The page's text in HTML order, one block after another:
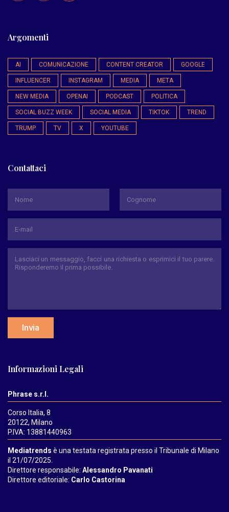
Argomenti
AI COMUNICAZIONE CONTENT CREATOR GOOGLE
INFLUENCER INSTAGRAM MEDIA META
NEW MEDIA OPENAI PODCAST POLITICA
SOCIAL BUZZ WEEK SOCIAL MEDIA TIKTOK TREND
TRUMP TV X YOUTUBE
Contattaci
Invia
Informazioni Legali
Phrase s.r.l.
Corso Italia, 8
20122, Milano
P.IVA: 13881440963
Mediatrends è una testata registrata presso il Tribunale di Milano
il 21/07/2025.
Direttore responsabile: Alessandro Pavanati
Direttore editoriale: Carlo Castorina